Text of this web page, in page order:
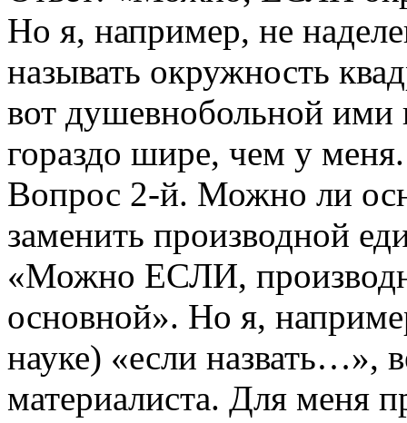
Но я, например, не
называть окружность
вот душевнобольной ими
гораздо шире, чем у меня.
Вопрос 2-й. Можно ли
заменить производной
«Можно ЕСЛИ,
основной». Но я,
науке) «если назвать…»,
материалиста. Для меня